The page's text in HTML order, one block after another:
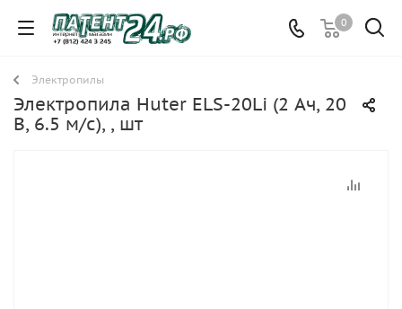
0
Электропилы
Электропила Huter ELS-20Li (2 Ач, 20
В, 6.5 м/с), , шт